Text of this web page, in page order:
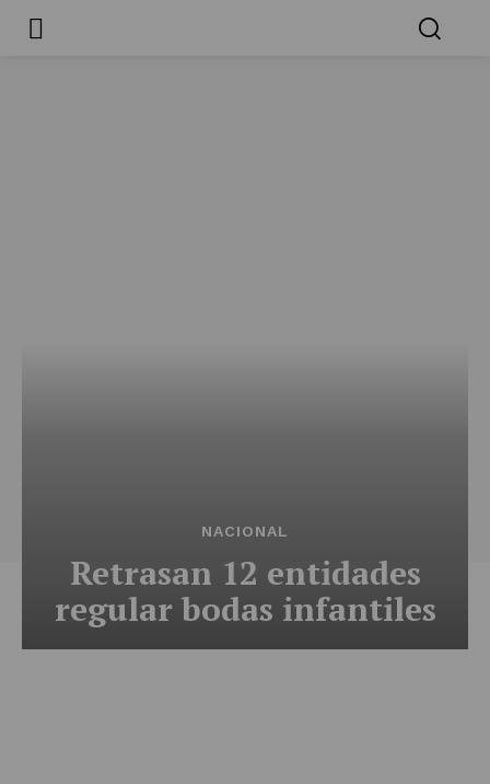
NACIONAL
Retrasan 12 entidades
regular bodas infantiles